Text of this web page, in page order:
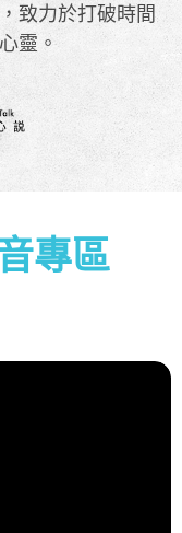
致力於打破時間
靈。
專區